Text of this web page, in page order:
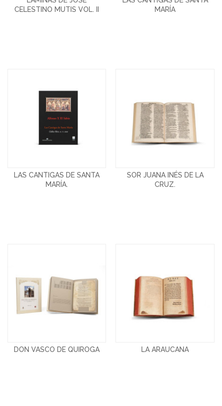
CELESTINO MUTIS VOL. II
MARÍA
LAS CANTIGAS DE SANTA
MARÍA.
SOR JUANA INÉS DE LA
CRUZ.
DON VASCO DE QUIROGA LA ARAUCANA